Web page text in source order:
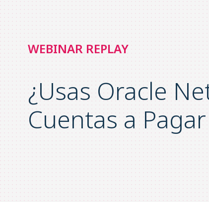
WEBINAR REPLAY
¿Usas Oracle
Cuentas a